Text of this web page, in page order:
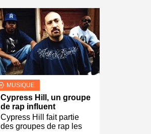
MUSIQUE
Cypress Hill, un groupe
de rap influent
Cypress Hill fait partie
des groupes de rap les